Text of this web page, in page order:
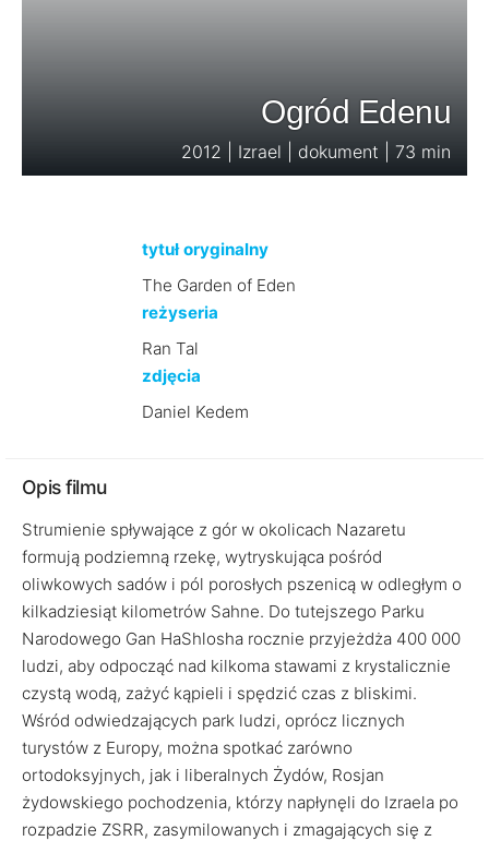
Ogród Edenu
2012 | Izrael | dokument | 73 min
tytuł oryginalny
The Garden of Eden
reżyseria
Ran Tal
zdjęcia
Daniel Kedem
Opis filmu
Strumienie spływające z gór w okolicach Nazaretu
formują podziemną rzekę, wytryskująca pośród
oliwkowych sadów i pól porosłych pszenicą w odległym o
kilkadziesiąt kilometrów Sahne. Do tutejszego Parku
Narodowego Gan HaShlosha rocznie przyjeżdża 400 000
ludzi, aby odpocząć nad kilkoma stawami z krystalicznie
czystą wodą, zażyć kąpieli i spędzić czas z bliskimi.
Wśród odwiedzających park ludzi, oprócz licznych
turystów z Europy, można spotkać zarówno
ortodoksyjnych, jak i liberalnych Żydów, Rosjan
żydowskiego pochodzenia, którzy napłynęli do Izraela po
rozpadzie ZSRR, zasymilowanych i zmagających się z